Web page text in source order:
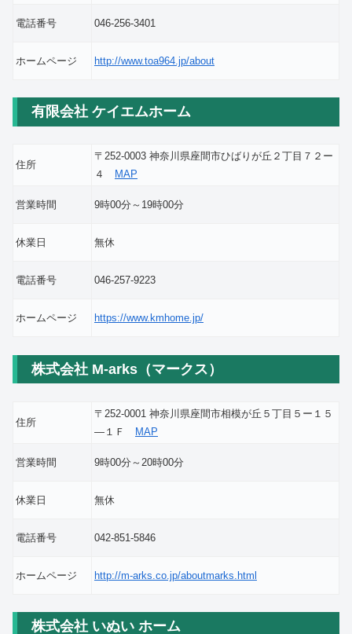
電話番号 046-256-3401
ホームページ http://www.toa964.jp/about
有限会社 ケイエムホーム
住所
〒252-0003 神奈川県座間市ひばりが丘２丁目７２ー
４
MAP
営業時間 9時00分～19時00分
休業日 無休
電話番号 046-257-9223
ホームページ https://www.kmhome.jp/
株式会社 M-arks（マークス）
住所
〒252-0001 神奈川県座間市相模が丘５丁目５ー１５
―１Ｆ
MAP
営業時間 9時00分～20時00分
休業日 無休
電話番号 042-851-5846
ホームページ http://m-arks.co.jp/aboutmarks.html
株式会社 いぬい ホーム